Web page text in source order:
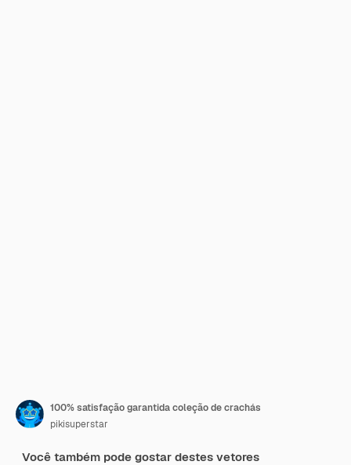
100% satisfação garantida coleção de crachás
pikisuperstar
Você também pode gostar destes vetores